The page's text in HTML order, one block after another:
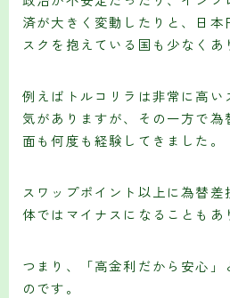
済が大きく変動したりと、日本
スクを抱えている国も少なくあ
例えばトルコリラは非常に高い
気がありますが、その一方で為
面も何度も経験してきました。
スワップポイント以上に為替
体ではマイナスになることもあ
つまり、「高金利だから安心
のです。